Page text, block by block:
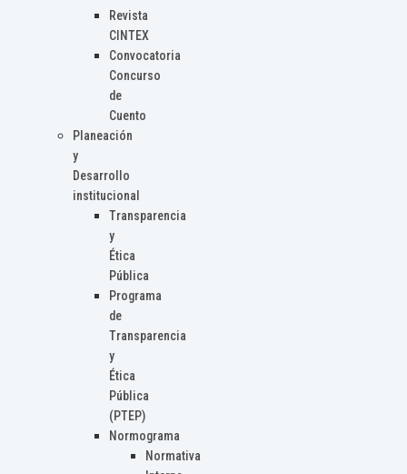
Revista
CINTEX
Convocatoria
Concurso
de
Cuento
Planeación
y
Desarrollo
institucional
Transparencia
y
Ética
Pública
Programa
de
Transparencia
y
Ética
Pública
(PTEP)
Normograma
Normativa